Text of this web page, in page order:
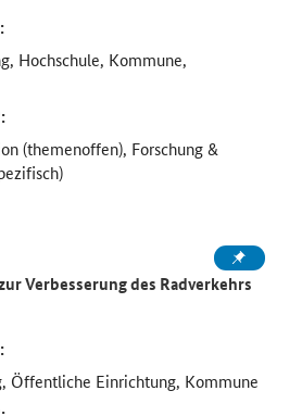
Hochschule, Kommune,
(themenoffen), Forschung &
Verbesserung des Radverkehrs
Öffentliche Einrichtung, Kommune